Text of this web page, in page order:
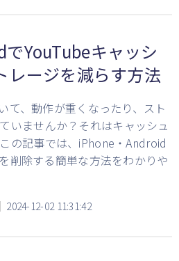
YouTubeキャッシ
レージを減らす方法
て、動作が重くなったり、スト
いませんか？それはキャッシュ
の記事では、iPhone・Android
削除する簡単な方法をわかりや
2024-12-02 11:31:42